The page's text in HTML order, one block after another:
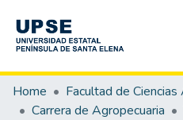
Communities & Collections
All of DSpace
Home
Carrera de Agropecuaria